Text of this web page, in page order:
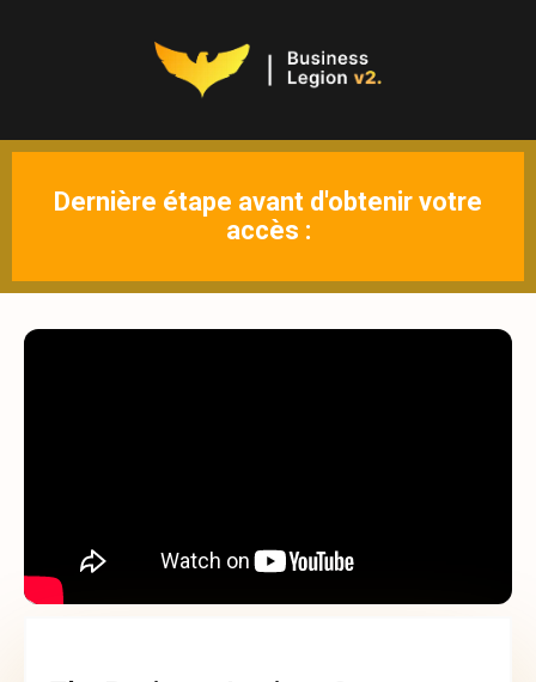
Dernière étape avant d'obtenir votre
accès :